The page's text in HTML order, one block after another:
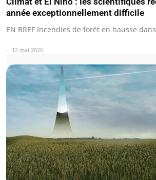
année exceptionnellement difficile
EN BREF Incendies de forêt en hausse
12 mai 2026